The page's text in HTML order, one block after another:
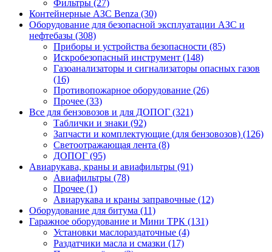
Фильтры (27)
Контейнерные АЗС Benza (30)
Оборудование для безопасной эксплуатации АЗС и
нефтебазы (308)
Приборы и устройства безопасности (85)
Искробезопасный инструмент (148)
Газоанализаторы и сигнализаторы опасных газов
(16)
Противопожарное оборудование (26)
Прочее (33)
Все для бензовозов и для ДОПОГ (321)
Таблички и знаки (92)
Запчасти и комплектующие (для бензовозов) (126)
Светоотражающая лента (8)
ДОПОГ (95)
Авиарукава, краны и авиафильтры (91)
Авиафильтры (78)
Прочее (1)
Авиарукава и краны заправочные (12)
Оборудование для битума (11)
Гаражное оборудование и Мини ТРК (131)
Установки маслораздаточные (4)
Раздатчики масла и смазки (17)